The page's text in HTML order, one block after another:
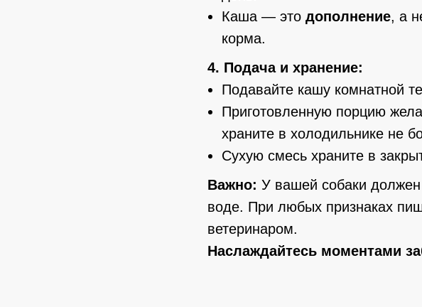
Каша — это дополнение, а
корма.
4. Подача и хранение:
Подавайте кашу комнатной
Приготовленную порцию
храните в холодильнике не
Сухую смесь храните в
Важно: У вашей собаки должен
воде. При любых признаках
ветеринаром.
Наслаждайтесь моментами